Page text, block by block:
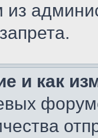
из
и как